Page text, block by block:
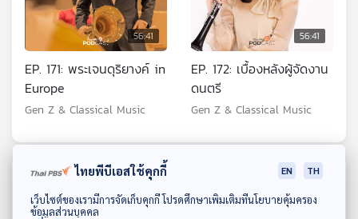
ดาวน์โหลด Thai PBS Podcast Application
56:41
EP. 171: พระเจนดุริยางค์ in
Europe
Gen Z & Classical Music
56:41
EP. 172: เบื้องหลังผู้จัดงาน
ดนตรี
Gen Z & Classical Music
ตอนที่เกี่ยวข้องไทยพีบีเอสใช้คุกกี้ EN TH
เว็บไซต์ของเรามีการจัดเก็บคุกกี้ โปรดศึกษาเพิ่มเติมที่นโยบายคุ้มครอง
ข้อมูลส่วนบุคคล